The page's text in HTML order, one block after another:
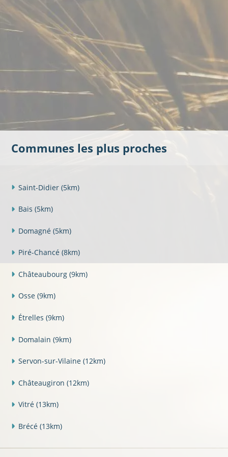
Communes les plus proches
Saint-Didier (5km)
Bais (5km)
Domagné (5km)
Piré-Chancé (8km)
Châteaubourg (9km)
Osse (9km)
Étrelles (9km)
Domalain (9km)
Servon-sur-Vilaine (12km)
Châteaugiron (12km)
Vitré (13km)
Brécé (13km)